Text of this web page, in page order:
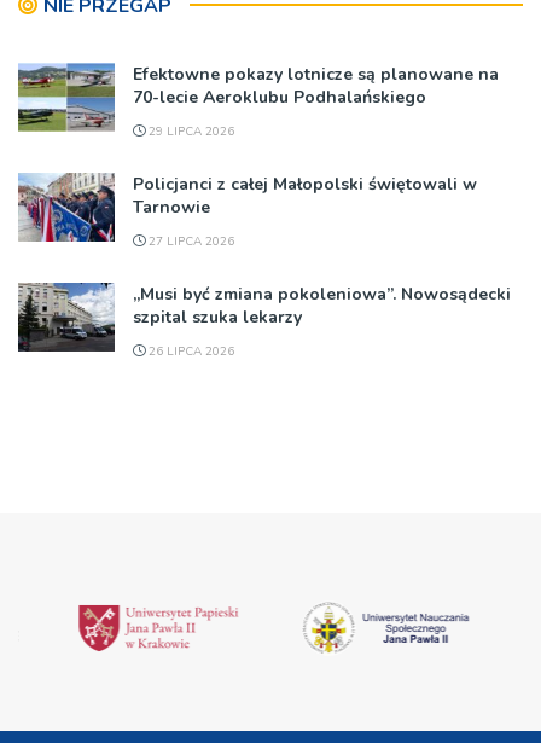
NIE PRZEGAP
Efektowne pokazy lotnicze są planowane na
70-lecie Aeroklubu Podhalańskiego
29 LIPCA 2026
Policjanci z całej Małopolski świętowali w
Tarnowie
27 LIPCA 2026
„Musi być zmiana pokoleniowa”. Nowosądecki
szpital szuka lekarzy
26 LIPCA 2026